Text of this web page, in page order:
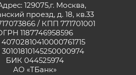
129075,г. Москва,
проезд, д. 18, кв.33
/ КПП 771701001
1187746958596
30101810145250000974
БИК 044525974
АО «ТБанк»